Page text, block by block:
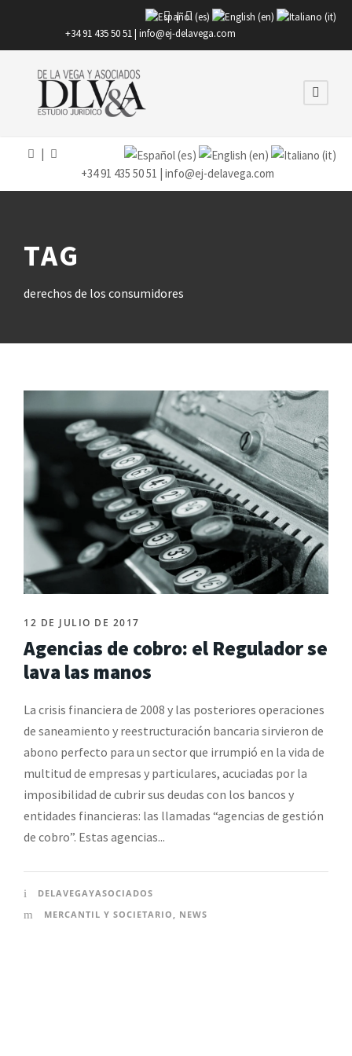
|
+34 91 435 50 51 | info@ej-delavega.com
+34 91 435 50 51 | info@ej-delavega.com
TAG
derechos de los consumidores
12 DE JULIO DE 2017
Agencias de cobro: el Regulador se
lava las manos
La crisis financiera de 2008 y las posteriores operaciones
de saneamiento y reestructuración bancaria sirvieron de
abono perfecto para un sector que irrumpió en la vida de
multitud de empresas y particulares, acuciadas por la
imposibilidad de cubrir sus deudas con los bancos y
entidades financieras: las llamadas “agencias de gestión
de cobro”. Estas agencias...
DELAVEGAYASOCIADOS
MERCANTIL Y SOCIETARIO , NEWS